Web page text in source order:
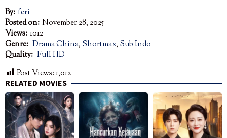
By: feri
Posted on: November 28, 2025
Views: 1012
Genre: Drama China, Shortmax, Sub Indo
Quality: Full HD
Post Views:1,012
RELATED MOVIES